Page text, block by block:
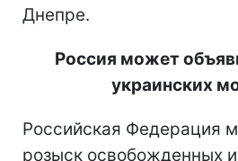
Днепре.
Россия может
украинских
Российская Федерация
розыск освобожденных